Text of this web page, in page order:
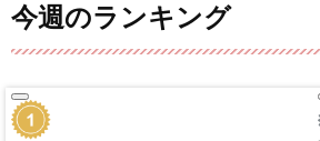
今週のランキング